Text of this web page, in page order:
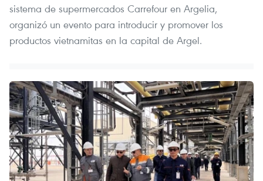
sistema de supermercados Carrefour en Argelia,
organizó un evento para introducir y promover los
productos vietnamitas en la capital de Argel.